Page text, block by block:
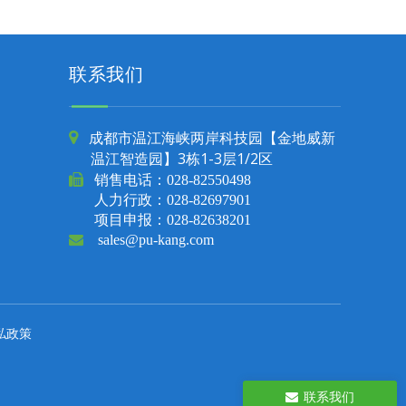
联系我们

成都市温江海峡两岸科技园【金地威新
温江智造园】3栋1-3层1/2区
 销售电话： 028-82550498
人力行政：028-82697901
项目申报：028-82638201
 sales@pu-kang.com
政策
联系我们